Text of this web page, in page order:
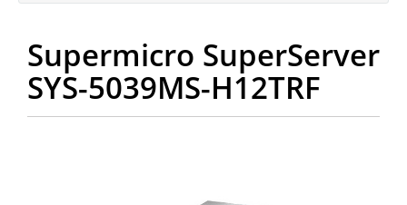
Supermicro SuperServer
SYS-5039MS-H12TRF